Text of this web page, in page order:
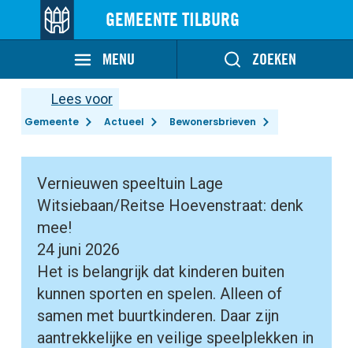
GEMEENTE TILBURG
MENU ZOEKEN
Gemeente Actueel Bewonersbrieven
Lees voor
Vernieuwen speeltuin Lage
Witsiebaan/Reitse Hoevenstraat: denk
mee!
24 juni 2026
Het is belangrijk dat kinderen buiten
kunnen sporten en spelen. Alleen of
samen met buurtkinderen. Daar zijn
aantrekkelijke en veilige speelplekken in